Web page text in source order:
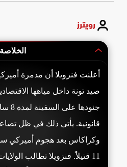
رويترز
الخلاصة
أعلنت فنزويلا أن مدمرة
صيد تونة داخل مياهها
قانونية. يأتي ذلك في ظل
وكراكاس بعد هجوم أميركي
11 قتيلاً. فنزويلا تطالب